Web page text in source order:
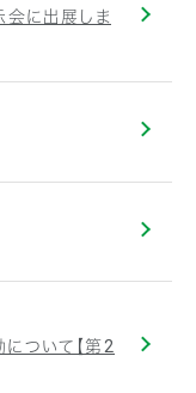
会に出展しま
ついて【第2